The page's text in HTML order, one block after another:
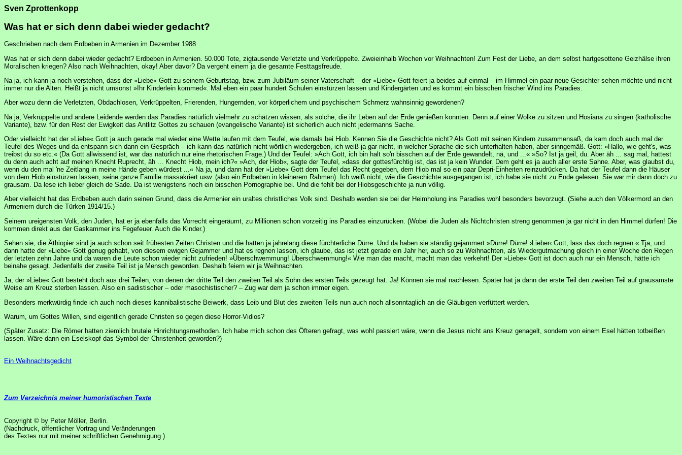
Sven Zprottenkopp
Was hat er sich denn dabei wieder gedacht?
Geschrieben nach dem Erdbeben in Armenien im Dezember 1988
Was hat er sich denn dabei wieder gedacht? Erdbeben in Armenien. 50.000 Tote, zigtausende Verletzte und Verkrüppelte. Zweieinhalb Wochen vor Weihnachten! Zum Fest der Liebe, an dem selbst hartgesottene Geizhälse ihren
Moralischen kriegen? Also nach Weihnachten, okay! Aber davor? Da vergeht einem ja die gesamte Festtagsfreude.
Na ja, ich kann ja noch verstehen, dass der »Liebe« Gott zu seinem Geburtstag, bzw. zum Jubiläum seiner Vaterschaft – der »Liebe« Gott feiert ja beides auf einmal – im Himmel ein paar neue Gesichter sehen möchte und nicht
immer nur die Alten. Heißt ja nicht umsonst »Ihr Kinderlein kommed«. Mal eben ein paar hundert Schulen einstürzen lassen und Kindergärten und es kommt ein bisschen frischer Wind ins Paradies.
Aber wozu denn die Verletzten, Obdachlosen, Verkrüppelten, Frierenden, Hungernden, vor körperlichem und psychischem Schmerz wahnsinnig gewordenen?
Na ja, Verkrüppelte und andere Leidende werden das Paradies natürlich vielmehr zu schätzen wissen, als solche, die ihr Leben auf der Erde genießen konnten. Denn auf einer Wolke zu sitzen und Hosiana zu singen (katholische
Variante), bzw. für den Rest der Ewigkeit das Antlitz Gottes zu schauen (evangelische Variante) ist sicherlich auch nicht jedermanns Sache.
Oder vielleicht hat der »Liebe« Gott ja auch gerade mal wieder eine Wette laufen mit dem Teufel, wie damals bei Hiob. Kennen Sie die Geschichte nicht? Als Gott mit seinen Kindern zusammensaß, da kam doch auch mal der
Teufel des Weges und da entspann sich dann ein Gespräch – ich kann das natürlich nicht wörtlich wiedergeben, ich weiß ja gar nicht, in welcher Sprache die sich unterhalten haben, aber sinngemäß. Gott: »Hallo, wie geht's, was
treibst du so etc.« (Da Gott allwissend ist, war das natürlich nur eine rhetorischen Frage.) Und der Teufel: »Ach Gott, ich bin halt so'n bisschen auf der Erde gewandelt, nä, und ...« »So? Ist ja geil, du. Aber äh ... sag mal, hattest
du denn auch acht auf meinen Knecht Ruprecht, äh ... Knecht Hiob, mein ich?« »Ach, der Hiob«, sagte der Teufel, »dass der gottesfürchtig ist, das ist ja kein Wunder. Dem geht es ja auch aller erste Sahne. Aber, was glaubst du,
wenn du den mal 'ne Zeitlang in meine Hände geben würdest ...« Na ja, und dann hat der »Liebe« Gott dem Teufel das Recht gegeben, dem Hiob mal so ein paar Depri-Einheiten reinzudrücken. Da hat der Teufel dann die Häuser
von dem Hiob einstürzen lassen, seine ganze Familie massakriert usw. (also ein Erdbeben in kleinerem Rahmen). Ich weiß nicht, wie die Geschichte ausgegangen ist, ich habe sie nicht zu Ende gelesen. Sie war mir dann doch zu
grausam. Da lese ich lieber gleich de Sade. Da ist wenigstens noch ein bisschen Pornographie bei. Und die fehlt bei der Hiobsgeschichte ja nun völlig.
Aber vielleicht hat das Erdbeben auch darin seinen Grund, dass die Armenier ein uraltes christliches Volk sind. Deshalb werden sie bei der Heimholung ins Paradies wohl besonders bevorzugt. (Siehe auch den Völkermord an den
Armeniern durch die Türken 1914/15.)
Seinem ureigensten Volk, den Juden, hat er ja ebenfalls das Vorrecht eingeräumt, zu Millionen schon vorzeitig ins Paradies einzurücken. (Wobei die Juden als Nichtchristen streng genommen ja gar nicht in den Himmel dürfen! Die
kommen direkt aus der Gaskammer ins Fegefeuer. Auch die Kinder.)
Sehen sie, die Äthiopier sind ja auch schon seit frühesten Zeiten Christen und die hatten ja jahrelang diese fürchterliche Dürre. Und da haben sie ständig gejammert »Dürre! Dürre! ›Lieber‹ Gott, lass das doch regnen.« Tja, und
dann hatte der »Liebe« Gott genug gehabt, von diesem ewigen Gejammer und hat es regnen lassen, ich glaube, das ist jetzt gerade ein Jahr her, auch so zu Weihnachten, als Wiedergutmachung gleich in einer Woche den Regen
der letzten zehn Jahre und da waren die Leute schon wieder nicht zufrieden! »Überschwemmung! Überschwemmung!« Wie man das macht, macht man das verkehrt! Der »Liebe« Gott ist doch auch nur ein Mensch, hätte ich
beinahe gesagt. Jedenfalls der zweite Teil ist ja Mensch geworden. Deshalb feiern wir ja Weihnachten.
Ja, der »Liebe« Gott besteht doch aus drei Teilen, von denen der dritte Teil den zweiten Teil als Sohn des ersten Teils gezeugt hat. Ja! Können sie mal nachlesen. Später hat ja dann der erste Teil den zweiten Teil auf grausamste
Weise am Kreuz sterben lassen. Also ein sadistischer – oder masochistischer? – Zug war dem ja schon immer eigen.
Besonders merkwürdig finde ich auch noch dieses kannibalistische Beiwerk, dass Leib und Blut des zweiten Teils nun auch noch allsonntaglich an die Gläubigen verfüttert werden.
Warum, um Gottes Willen, sind eigentlich gerade Christen so gegen diese Horror-Vidios?
(Später Zusatz: Die Römer hatten ziemlich brutale Hinrichtungsmethoden. Ich habe mich schon des Öfteren gefragt, was wohl passiert wäre, wenn die Jesus nicht ans Kreuz genagelt, sondern von einem Esel hätten totbeißen
lassen. Wäre dann ein Eselskopf das Symbol der Christenheit geworden?)
Ein Weihnachtsgedicht
Zum Verzeichnis meiner humoristischen Texte
Copyright © by Peter Möller, Berlin.
(Nachdruck, öffentlicher Vortrag und Veränderungen
des Textes nur mit meiner schriftlichen Genehmigung.)